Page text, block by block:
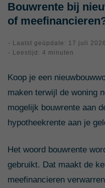
Bouwrente bij
of
- Laatst geüpdate: 17 juli 2026
- Leestijd: 4 minuten
Koop je een
maken terwijl de woning
mogelijk bouwrente aan
hypotheekrente aan je
Het woord bouwrente
gebruikt. Dat maakt de
meefinancieren